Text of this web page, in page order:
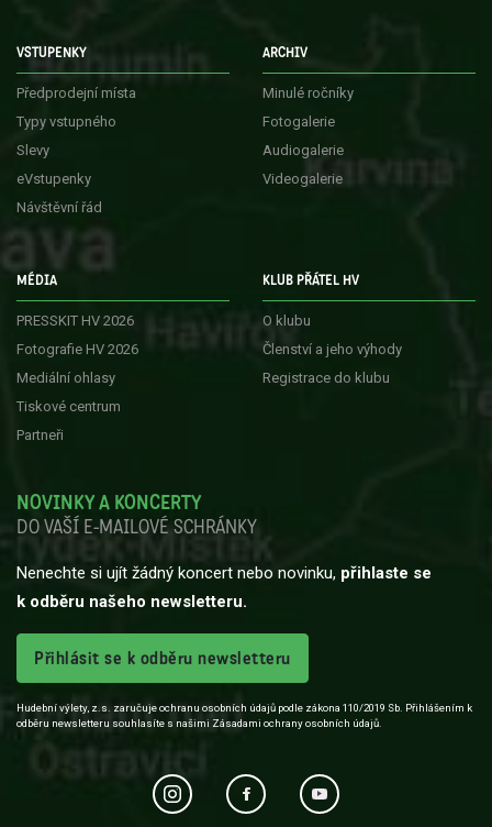
VSTUPENKY
Předprodejní místa
Typy vstupného
Slevy
eVstupenky
Návštěvní řád
ARCHIV
Minulé ročníky
Fotogalerie
Audiogalerie
Videogalerie
MÉDIA
PRESSKIT HV 2026
Fotografie HV 2026
Mediální ohlasy
Tiskové centrum
Partneři
KLUB PŘÁTEL HV
O klubu
Členství a jeho výhody
Registrace do klubu
NOVINKY A KONCERTY
DO VAŠÍ E-MAILOVÉ SCHRÁNKY
Nenechte si ujít žádný koncert nebo novinku, přihlaste se
k odběru našeho newsletteru.
Přihlásit se k odběru newsletteru
Hudební výlety, z.s. zaručuje ochranu osobních údajů podle zákona 110/2019 Sb. Přihlášením k
odběru newsletteru souhlasíte s našimi Zásadami ochrany osobních údajů.